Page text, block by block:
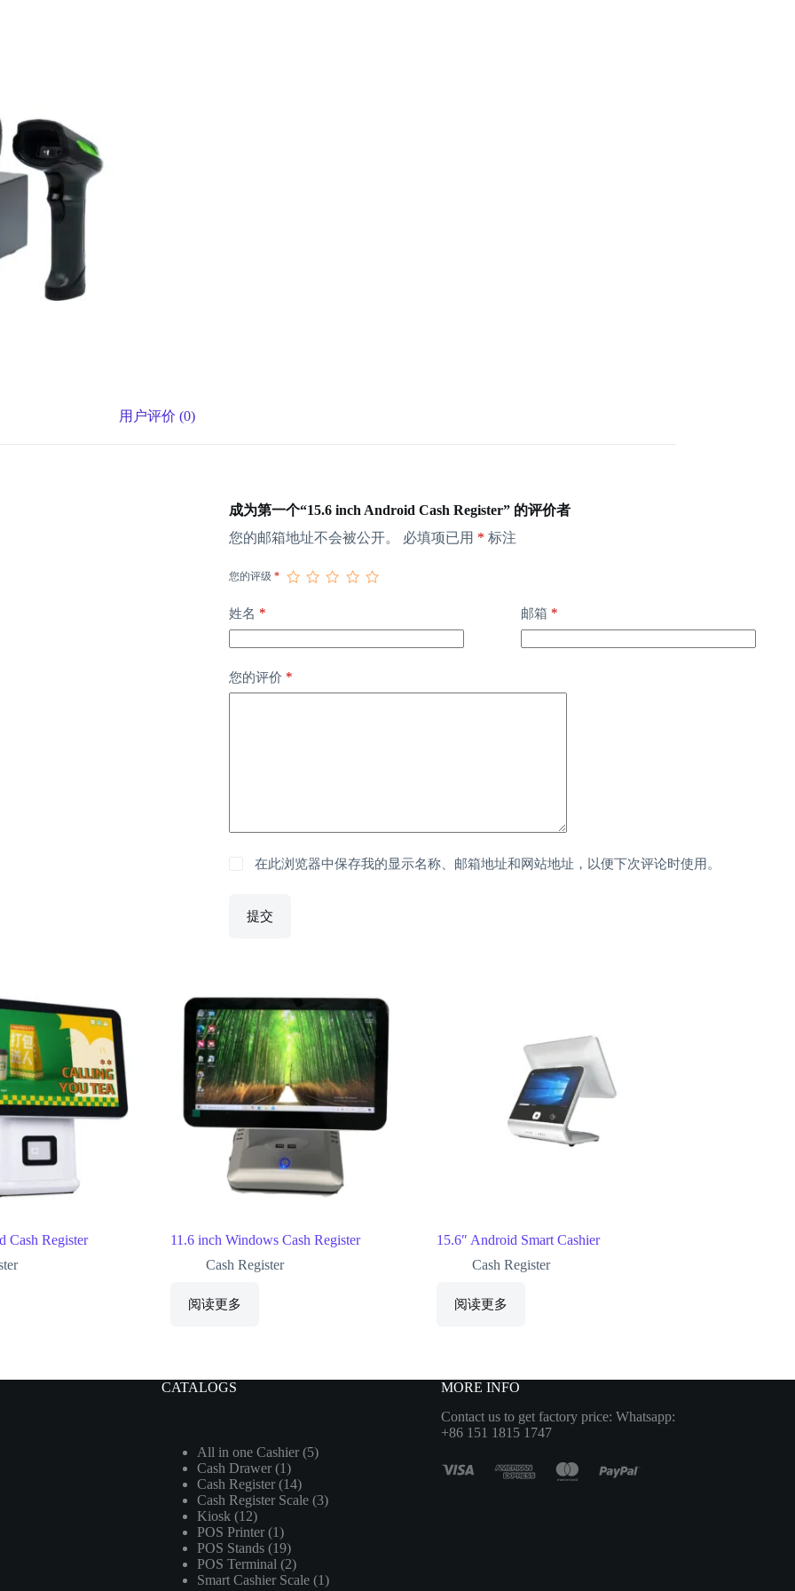
用户评价 (0)
成为第一个“15.6 inch Android Cash Register” 的评价者
您的邮箱地址不会被公开。
必填项已用 * 标注
您的评级 *
姓名 * 邮箱 *
您的评价 *
在此浏览器中保存我的显示名称、邮箱地址和网站地址，以便下次评论时使用。
提交
Cash Register
11.6 inch Windows Cash Register
Cash Register
阅读更多
15.6″ Android Smart Cashier
Cash Register
阅读更多
CATALOGS
All in one Cashier 55
品
Cash Drawer 11
个
产
Cash Register 1414
个
Cash Register Scale 33
Kiosk 1212
个
产
品
POS Printer 11
个
产
品
POS Stands 1919
个
产
POS Terminal 22
个
Smart Cashier Scale 11
MORE INFO
Contact us to get factory price: Whatsapp:
+86 151 1815 1747